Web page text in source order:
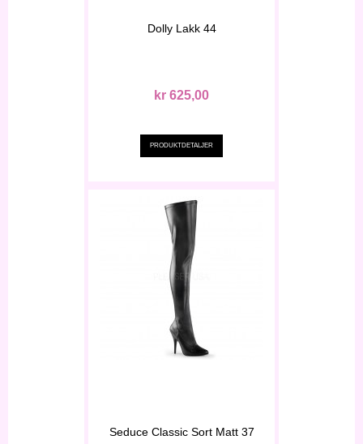
Dolly Lakk 44
kr 625,00
PRODUKTDETALJER
Seduce Classic Sort Matt 37